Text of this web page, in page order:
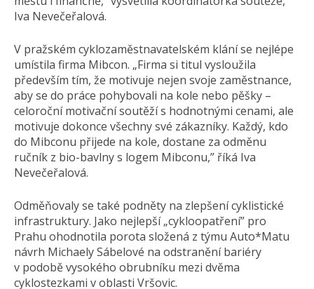
Iva Nevečeřalová.
V pražském cyklozaměstna­vatelském klání se nejlépe
umístila firma Mibcon. „Firma si titul vysloužila
především tím, že motivuje nejen svoje zaměstnance,
aby se do práce pohybovali na kole nebo pěšky –
celoroční motivační soutěží s hodnotnými cenami, ale
motivuje dokonce všechny své zákazníky. Každý, kdo
do Mibconu přijede na kole, dostane za odměnu
ručník z bio-bavlny s logem Mibconu,” říká Iva
Nevečeřalová.
Odměňovaly se také podněty na zlepšení cyklistické
infrastruktury. Jako nejlepší „cykloopatření” pro
Prahu ohodnotila porota složená z týmu Auto*Matu
návrh Michaely Sábelové na odstranění bariéry
v podobě vysokého obrubníku mezi dvěma
cyklostezkami v oblasti Vršovic.